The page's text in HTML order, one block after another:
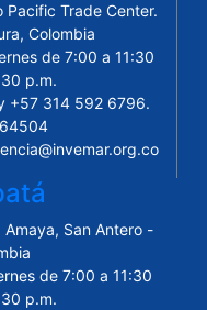
Pacific Trade Center.
Colombia
de 7:00 a 11:30
p.m.
+57 314 592 6796.
Amaya, San Antero -
de 7:00 a 11:30
p.m.